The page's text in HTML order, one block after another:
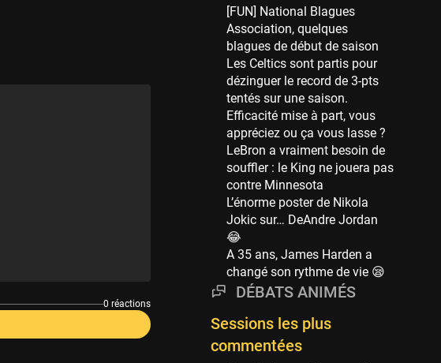
0 réactions
Milwaukee Bucks
82 sessions
Hoop Culture
73 sessions
Oklahoma City Thunder
69 sessions
Phoenix Suns
69 sessions
Miami Heat
63 sessions
Los Angeles Clippers
Indiana Pacers
53 sessions
New Orleans Pelicans
[FUN] National Blagues
Association, quelques
blagues de début de saison
Les Celtics sont partis pour
dézinguer le record de 3-pts
tentés sur une saison.
Efficacité mise à part, vous
appréciez ou ça vous lasse ?
LeBron a vraiment besoin de
souffler : le King ne jouera pas
contre Minnesota
L’énorme poster de Nikola
Jokic sur… DeAndre Jordan
😂
A 35 ans, James Harden a
changé son rythme de vie 😪
DÉBATS ANIMÉS
Sessions les plus
commentées